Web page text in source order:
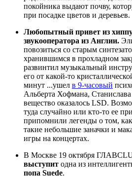
покойника выдают почву,
при посадке цветов и деревьев.
Любопытный привет из
звукооператора из Англии.
повозиться со старым
хранившимся в прохладном
развинтил музыкальный
его от какой-то
минут ...ушел в 9-часовый
Альберта Хофмана,
вещество оказалось LSD.
туда случайно или кто-то ее
припомнили легенды о том,
такие небольшие заначки и
игры на концертах.
В Москве 19 октября
выступит одна из
попа Suede.